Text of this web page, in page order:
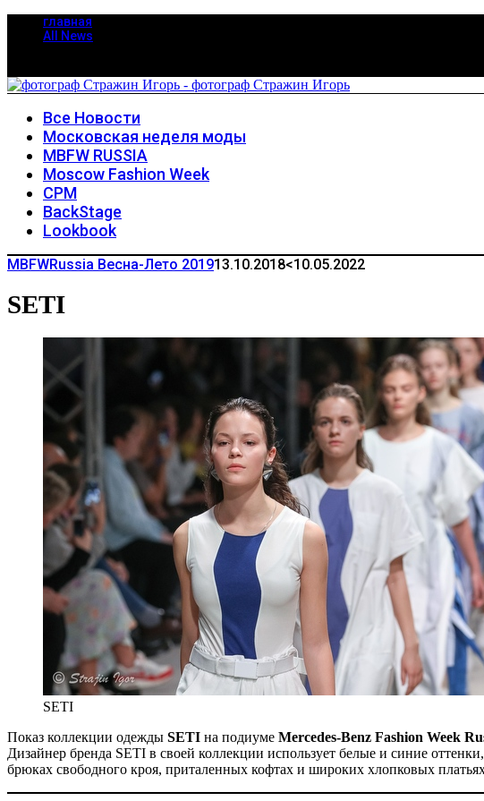
главная
All News
Все Новости
Московская неделя моды
MBFW RUSSIA
Moscow Fashion Week
CPM
BackStage
Lookbook
MBFWRussia Весна-Лето 201913.10.2018<10.05.2022
SETI
SETI
Показ коллекции одежды SETI на подиуме Mercedes-Benz Fashion Week
Дизайнер бренда SETI в своей коллекции использует белые и синие
брюках свободного кроя, приталенных кофтах и широких хлопковых